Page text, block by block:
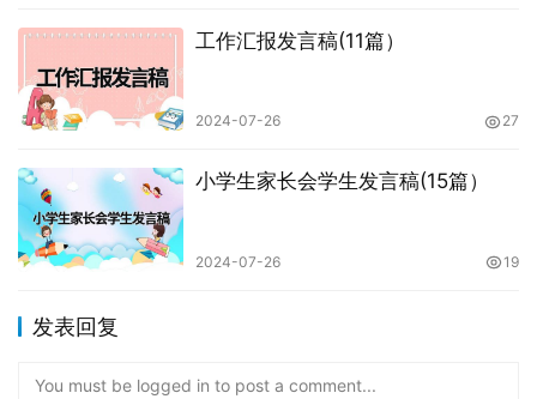
工作汇报发言稿(11篇）
2024-07-26 27
小学生家长会学生发言稿(15篇）
2024-07-26 19
发表回复
You must be logged in to post a comment...